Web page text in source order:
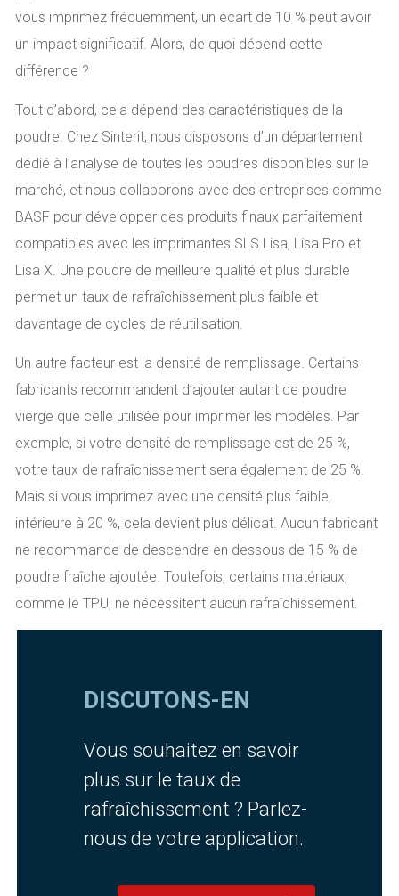
vous imprimez fréquemment, un écart de 10 % peut avoir
un impact significatif. Alors, de quoi dépend cette
différence ?
Tout d’abord, cela dépend des caractéristiques de la
poudre. Chez Sinterit, nous disposons d’un département
dédié à l’analyse de toutes les poudres disponibles sur le
marché, et nous collaborons avec des entreprises comme
BASF pour développer des produits finaux parfaitement
compatibles avec les imprimantes SLS Lisa, Lisa Pro et
Lisa X. Une poudre de meilleure qualité et plus durable
permet un taux de rafraîchissement plus faible et
davantage de cycles de réutilisation.
Un autre facteur est la densité de remplissage. Certains
fabricants recommandent d’ajouter autant de poudre
vierge que celle utilisée pour imprimer les modèles. Par
exemple, si votre densité de remplissage est de 25 %,
votre taux de rafraîchissement sera également de 25 %.
Mais si vous imprimez avec une densité plus faible,
inférieure à 20 %, cela devient plus délicat. Aucun fabricant
ne recommande de descendre en dessous de 15 % de
poudre fraîche ajoutée. Toutefois, certains matériaux,
comme le TPU, ne nécessitent aucun rafraîchissement.
DISCUTONS-EN
Vous souhaitez en savoir
plus sur le taux de
rafraîchissement ? Parlez-
nous de votre application.